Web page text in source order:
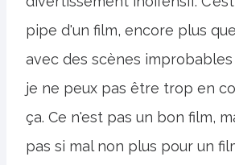
pipe d'un film, encore plus
avec des scènes improbables
je ne peux pas être trop en
ça. Ce n'est pas un bon film,
pas si mal non plus pour un